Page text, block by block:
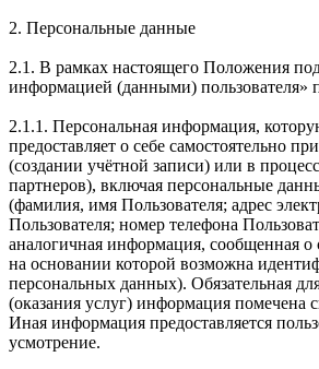
2. Персональные данные
2.1. В рамках настоящего Положения
информацией (данными) пользователя»
2.1.1. Персональная информация,
предоставляет о себе самостоятельно
(создании учётной записи) или в
партнеров), включая персональные
(фамилия, имя Пользователя; адрес
Пользователя; номер телефона
аналогичная информация, сообщенная о
на основании которой возможна
персональных данных). Обязательная
(оказания услуг) информация помечена
Иная информация предоставляется
усмотрение.